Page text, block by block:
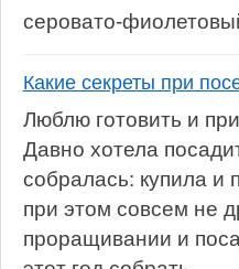
серовато-
Какие секреты при
Люблю готовить и
Давно хотела
собралась: купила и
при этом совсем не
проращивании и